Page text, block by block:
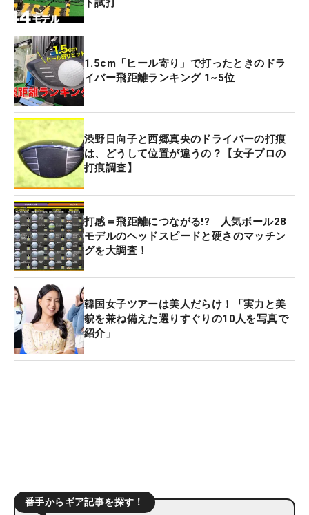
ト試打
1.5cm「ヒール寄り」で打ったときのドラ
イバー飛距離ランキング 1~5位
渋野日向子と西郷真央のドライバーの打痕
は、どうして位置が違うの？【女子プロの
打痕調査】
打感＝飛距離につながる!? 人気ボール28
モデルのヘッドスピードと硬さのマッチン
グを大調査！
韓国女子ツアーは美人だらけ！「実力と美
貌を兼ね備えた選りすぐりの10人を写真で
紹介」
番手からギア記事を探す！